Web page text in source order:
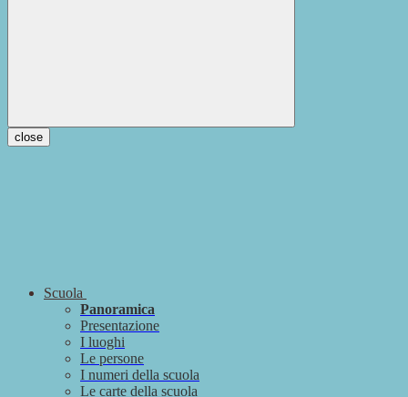
close
Scuola
Panoramica
Presentazione
I luoghi
Le persone
I numeri della scuola
Le carte della scuola